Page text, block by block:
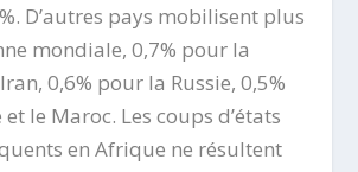
D’autres pays mobilisent plus
mondiale, 0,7% pour la
0,6% pour la Russie, 0,5%
le Maroc. Les coups d’états
en Afrique ne résultent